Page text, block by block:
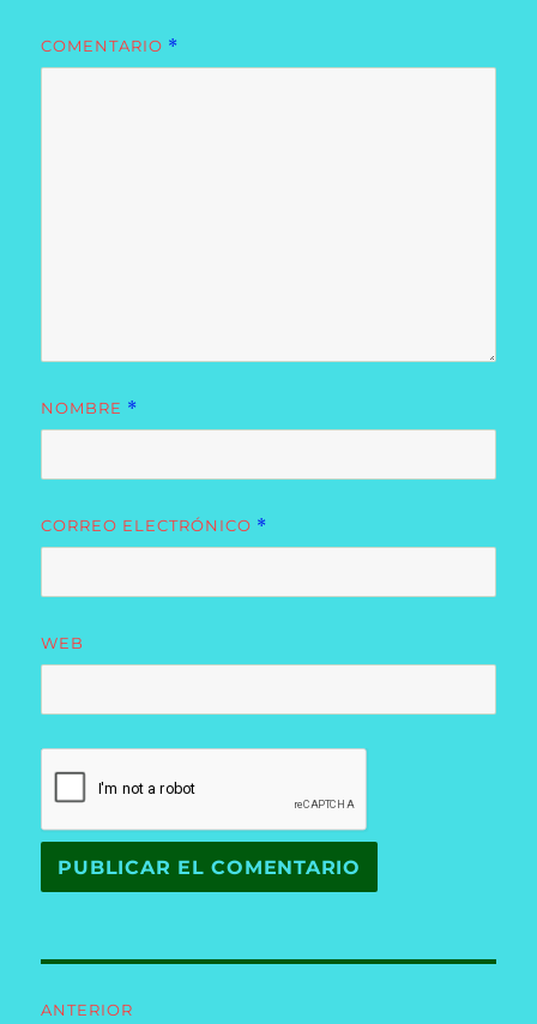
COMENTARIO *
NOMBRE *
CORREO ELECTRÓNICO *
WEB
ANTERIOR